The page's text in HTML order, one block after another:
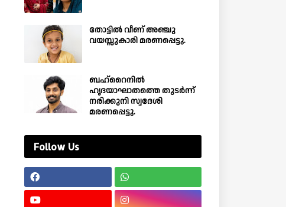
തോട്ടിൽ വീണ് അഞ്ചു
വയസ്സുകാരി മരണപ്പെട്ടു.
ബഹ്‌റൈനിൽ
ഹൃദയാഘാതത്തെ തുടർന്ന്
നരിക്കുനി സ്വദേശി
മരണപ്പെട്ടു.
Follow Us